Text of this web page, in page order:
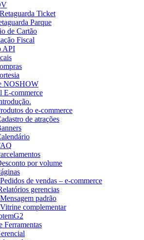
Ticket
Parque
de Cartão
Fiscal
API
NOSHOW
E-commerce
do e-commerce
de atrações
por volume
de vendas – e-commerce
gerencias
padrão
complementar
Ferramentas